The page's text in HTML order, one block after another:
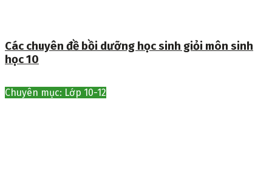
Các chuyên đề bồi dưỡng học sinh giỏi môn sinh
học 10
Chuyên mục: Lớp 10-12